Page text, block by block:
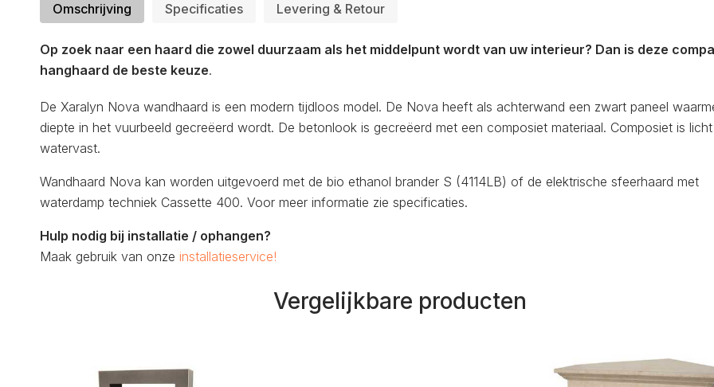
Omschrijving
Op zoek naar een haard die zowel duurzaam als het middelpunt wordt van uw interieur? Dan is deze
hanghaard de beste keuze.
De Xaralyn Nova wandhaard is een modern tijdloos model. De Nova heeft als achterwand een zwart paneel
diepte in het vuurbeeld gecreëerd wordt. De betonlook is gecreëerd met een composiet materiaal. Composiet is
watervast.
Wandhaard Nova kan worden uitgevoerd met de bio ethanol brander S (4114LB) of de elektrische sfeerhaard met
waterdamp techniek Cassette 400. Voor meer informatie zie specificaties.
Hulp nodig bij installatie / ophangen?
Maak gebruik van onze installatieservice!
Specificaties Levering & Retour
Vergelijkbare producten